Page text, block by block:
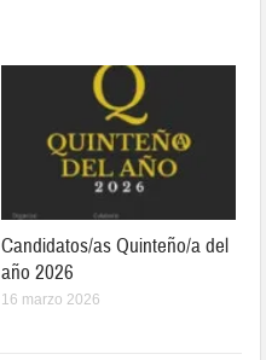
Candidatos/as Quinteño/a del
año 2026
16 marzo 2026